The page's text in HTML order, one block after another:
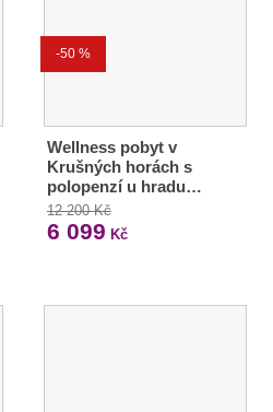
-50 %
Wellness pobyt v
Krušných horách s
polopenzí u hradu…
12 200 Kč
6 099 Kč